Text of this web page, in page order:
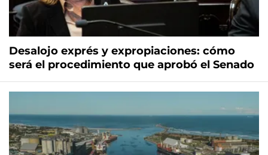
Desalojo exprés y expropiaciones: cómo
será el procedimiento que aprobó el Senado